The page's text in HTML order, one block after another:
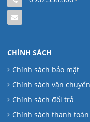
CHÍNH SÁCH
Chính sách bảo mật
Chính sách vận chuyển
Chính sách đổi trả
Chính sách thanh toán